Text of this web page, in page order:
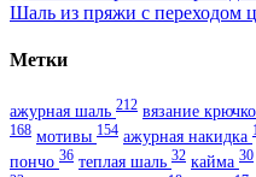
Шаль из пряжи с переходом
Метки
ажурная шаль 212 вязание
168 мотивы 154 ажурная накидка
пончо 36 теплая шаль 32 кайма 30